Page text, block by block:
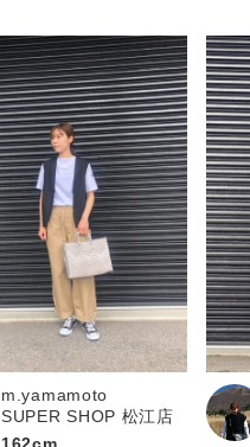
m.yamamoto
SUPER SHOP 松江店